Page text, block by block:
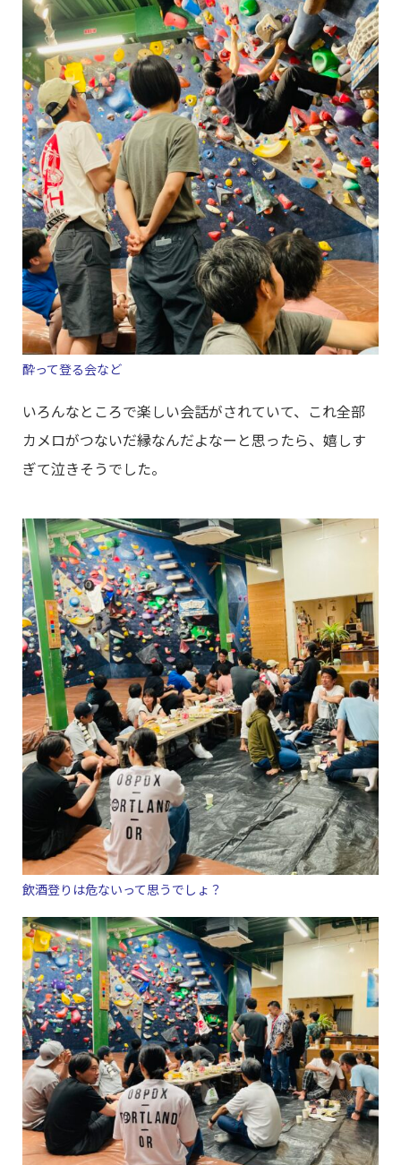
酔って登る会など
いろんなところで楽しい会話がされていて、これ全部
カメロがつないだ縁なんだよなーと思ったら、嬉しす
ぎて泣きそうでした。
飲酒登りは危ないって思うでしょ？